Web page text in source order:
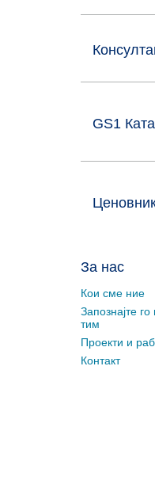
GS1
За нас
Кои сме ние
Запознајте
тим
Проекти и
Контакт